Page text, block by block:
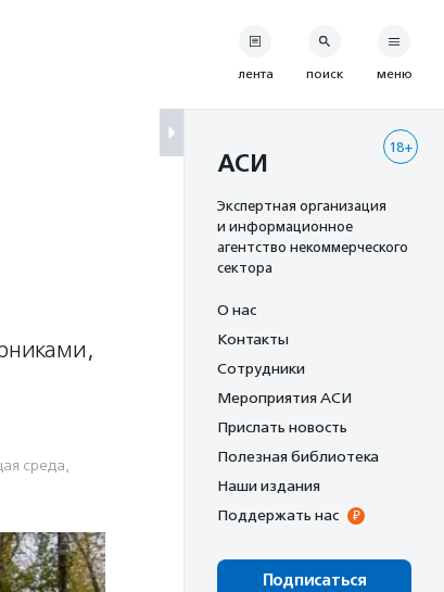
среда,
лента поиск меню
18+
АСИ
Экспертная организация
и информационное
агентство некоммерческого
сектора
О нас
Контакты
Сотрудники
Мероприятия АСИ
Прислать новость
Полезная библиотека
Наши издания
Поддержать нас
Подписаться